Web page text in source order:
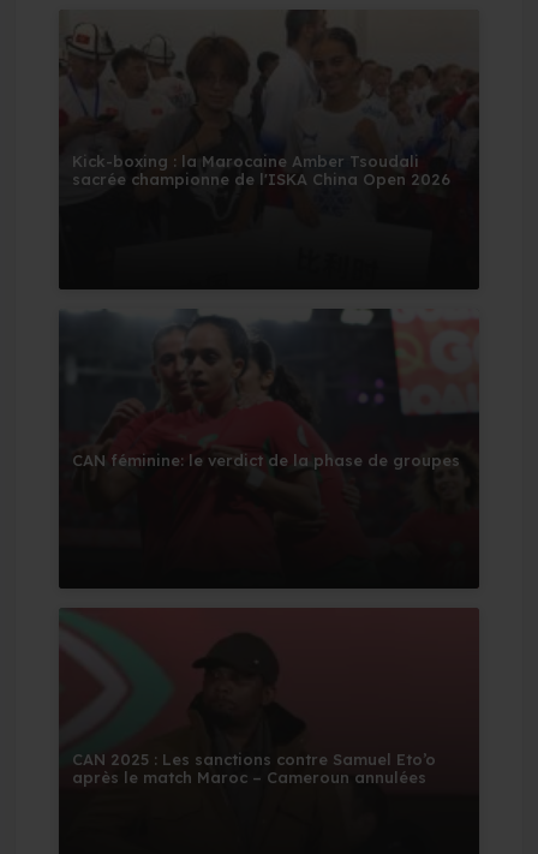
Kick-boxing : la Marocaine Amber Tsoudali
sacrée championne de l'ISKA China Open 2026
CAN féminine: le verdict de la phase de groupes
CAN 2025 : Les sanctions contre Samuel Eto’o
après le match Maroc – Cameroun annulées